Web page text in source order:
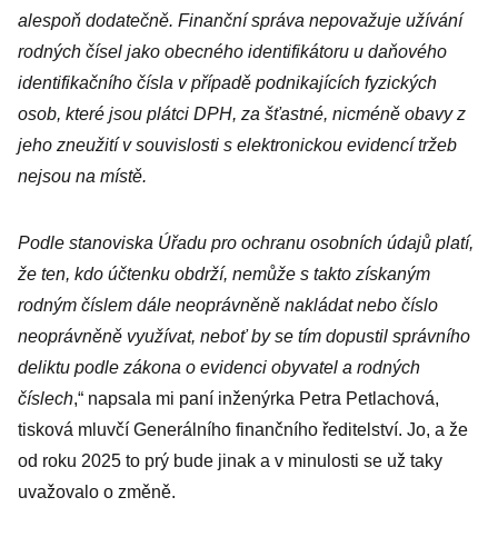
alespoň dodatečně. Finanční správa nepovažuje užívání
rodných čísel jako obecného identifikátoru u daňového
identifikačního čísla v případě podnikajících fyzických
osob, které jsou plátci DPH, za šťastné, nicméně obavy z
jeho zneužití v souvislosti s elektronickou evidencí tržeb
nejsou na místě.
Podle stanoviska Úřadu pro ochranu osobních údajů platí,
že ten, kdo účtenku obdrží, nemůže s takto získaným
rodným číslem dále neoprávněně nakládat nebo číslo
neoprávněně využívat, neboť by se tím dopustil správního
deliktu podle zákona o evidenci obyvatel a rodných
číslech,“ napsala mi paní inženýrka Petra Petlachová,
tisková mluvčí Generálního finančního ředitelství. Jo, a že
od roku 2025 to prý bude jinak a v minulosti se už taky
uvažovalo o změně.